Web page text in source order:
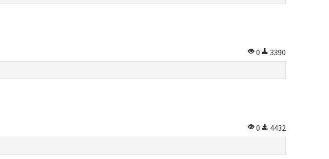
0
3390
0
4432